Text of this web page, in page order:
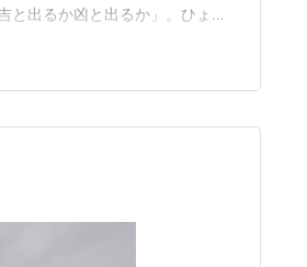
と出るか凶と出るか」。ひょっ
、黙って見守ってくれている人
ものよう…